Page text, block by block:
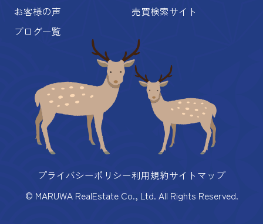
お客様の声
ブログ一覧
売買検索サイト
プライバシーポリシー利用規約サイトマップ
© MARUWA RealEstate Co., Ltd. All Rights Reserved.